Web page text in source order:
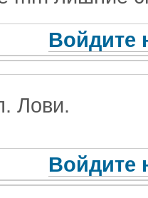
Войдите
Лови.
Войдите